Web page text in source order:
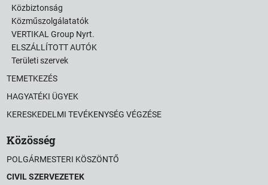
Közbiztonság
Közműszolgálatatók
VERTIKAL Group Nyrt.
ELSZÁLLÍTOTT AUTÓK
Területi szervek
TEMETKEZÉS
HAGYATÉKI ÜGYEK
KERESKEDELMI TEVÉKENYSÉG VÉGZÉSE
Közösség
POLGÁRMESTERI KÖSZÖNTŐ
CIVIL SZERVEZETEK